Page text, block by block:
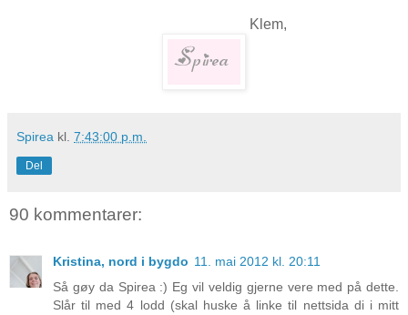
Klem,
Spirea kl. 7:43:00 p.m.
Del
90 kommentarer:
Kristina, nord i bygdo 11. mai 2012 kl. 20:11
Så gøy da Spirea :) Eg vil veldig gjerne vere med på dette.
Slår til med 4 lodd (skal huske å linke til nettsida di i mitt